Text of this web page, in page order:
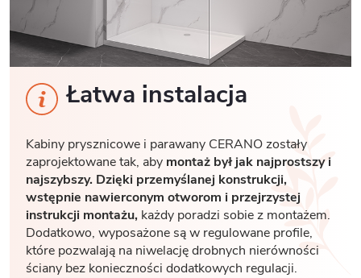
Łatwa instalacja
Kabiny prysznicowe i parawany CERANO zostały
zaprojektowane tak, aby montaż był jak najprostszy i
najszybszy. Dzięki przemyślanej konstrukcji,
wstępnie nawierconym otworom i przejrzystej
instrukcji montażu, każdy poradzi sobie z montażem.
Dodatkowo, wyposażone są w regulowane profile,
które pozwalają na niwelację drobnych nierówności
ściany bez konieczności dodatkowych regulacji.